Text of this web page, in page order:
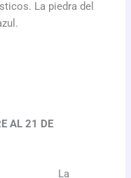
La piedra del
AL 21 DE
La